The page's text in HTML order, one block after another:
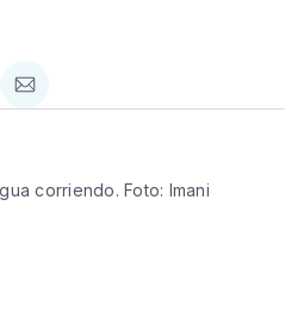
Compartir
via
corriendo. Foto: Imani